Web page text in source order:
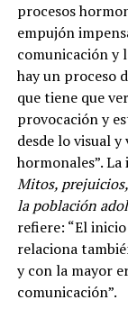
procesos
empujón
comunicación y
hay un proceso
que tiene que
provocación y
desde lo visual
hormonales”.
Mitos,
la población
refiere: “El
relaciona
y con la mayor
comunicación”.